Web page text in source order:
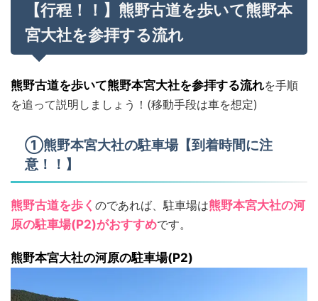
【行程！！】熊野古道を歩いて熊野本
宮大社を参拝する流れ
熊野古道を歩いて熊野本宮大社を参拝する流れを手順
を追って説明しましょう！(移動手段は車を想定)
①熊野本宮大社の駐車場【到着時間に注
意！！】
熊野古道を歩く のであれば、駐車場は熊野本宮大社の河
原の駐車場(P2)がおすすめです。
熊野本宮大社の河原の駐車場(P2)